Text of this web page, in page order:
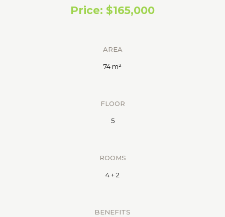
Price: $165,000
AREA
74 m²
FLOOR
5
ROOMS
4 + 2
BENEFITS